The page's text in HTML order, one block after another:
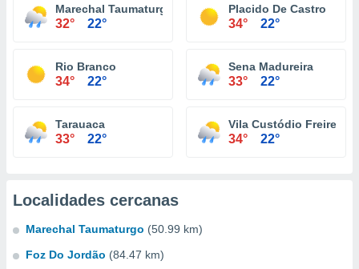
Marechal Taumaturgo
32° 22°
Placido De Castro
34° 22°
Rio Branco
34° 22°
Sena Madureira
33° 22°
Tarauaca
33° 22°
Vila Custódio Freire
34° 22°
Localidades cercanas
Marechal Taumaturgo (50.99 km)
Foz Do Jordão (84.47 km)